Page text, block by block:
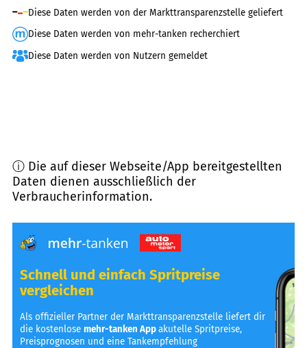
Diese Daten werden von der Markttransparenzstelle geliefert
Diese Daten werden von mehr-tanken recherchiert
Diese Daten werden von Nutzern gemeldet
ⓘ Die auf dieser Webseite/App bereitgestellten
Daten dienen ausschließlich der
Verbraucherinformation.
Schnell und einfach Spritpreise
vergleichen
Als offizieller Partner der Markttransparenzstelle liefert dir
die kostenlosemehr-tanken Appakutelle Spritpreise,
Preisprognosen und eine Tankempfehlung